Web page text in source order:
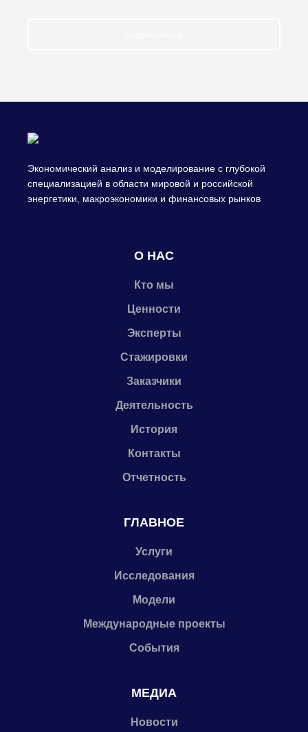
Экономический анализ и моделирование с глубокой
специализацией в области мировой и российской
энергетики, макроэкономики и финансовых рынков
О НАС
Кто мы
Ценности
Эксперты
Стажировки
Заказчики
Деятельность
История
Контакты
Отчетность
ГЛАВНОЕ
Услуги
Исследования
Модели
Международные проекты
События
МЕДИА
Новости